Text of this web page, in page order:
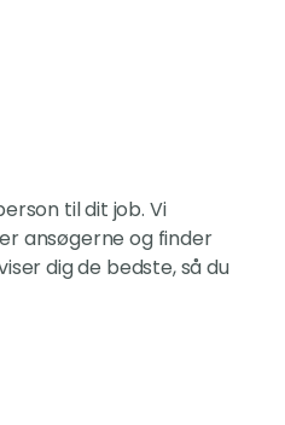
til dit job. Vi
ansøgerne og finder
dig de bedste, så du